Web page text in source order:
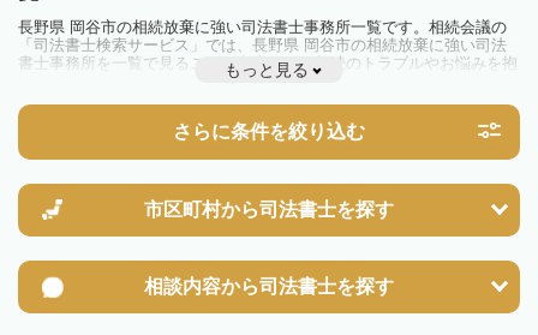
長野県 岡谷市の相続放棄に強い司法書士事務所一覧です。相続会議の
「司法書士検索サービス」では、長野県 岡谷市の相続放棄に強い司法
書士事務所を一覧で見ることが出来ます。相続のトラブルやお悩みを抱
えている方は一度近隣の司法書士に相談してみましょう。
もっと見る
さらに条件を絞り込む
市区町村から司法書士を探す
相談内容から司法書士を探す